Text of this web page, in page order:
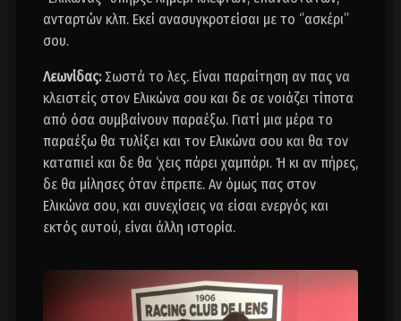
ανταρτών κλπ. Εκεί ανασυγκροτείσαι με το ‘’ασκέρι’’
σου.
Λεωνίδας:Σωστά το λες. Είναι παραίτηση αν πας να
κλειστείς στον Ελικώνα σου και δε σε νοιάζει τίποτα
από όσα συμβαίνουν παραέξω. Γιατί μια μέρα το
παραέξω θα τυλίξει και τον Ελικώνα σου και θα τον
καταπιεί και δε θα ‘χεις πάρει χαμπάρι. Ή κι αν πήρες,
δε θα μίλησες όταν έπρεπε. Αν όμως πας στον
Ελικώνα σου, και συνεχίσεις να είσαι ενεργός και
εκτός αυτού, είναι άλλη ιστορία.